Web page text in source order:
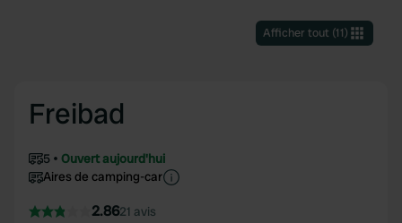
Afficher tout(11)
Freibad
5
Ouvert aujourd'hui
Aires de camping-car
2.8621 avis